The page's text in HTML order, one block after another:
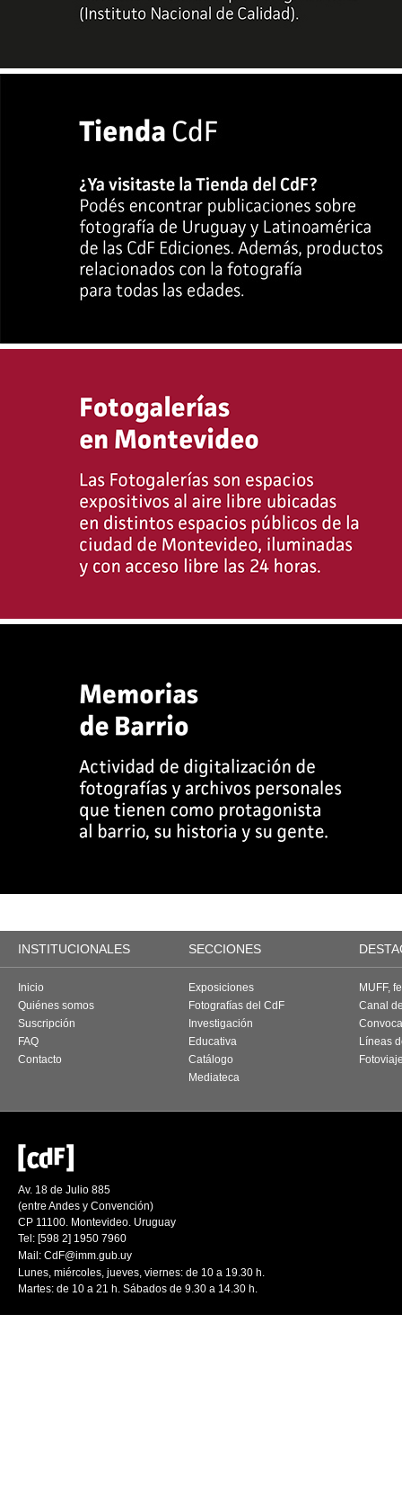
INSTITUCIONALES SECCIONES
Inicio
Quiénes somos
Suscripción
FAQ
Contacto
Exposiciones
Fotografías del CdF
Investigación
Educativa
Catálogo
Mediateca
MUFF,
Canal
Líneas
Av. 18 de Julio 885
(entre Andes y Convención)
CP 11100. Montevideo. Uruguay
Tel: [598 2] 1950 7960
Mail: CdF@imm.gub.uy
Lunes, miércoles, jueves, viernes: de 10 a 19.30 h.
Martes: de 10 a 21 h. Sábados de 9.30 a 14.30 h.